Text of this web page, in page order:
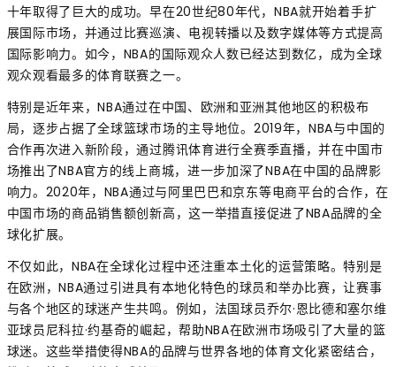
十年取得了巨大的成功。早在20世纪80年代，NBA就开始着手扩
展国际市场，并通过比赛巡演、电视转播以及数字媒体等方式提高
国际影响力。如今，NBA的国际观众人数已经达到数亿，成为全球
观众观看最多的体育联赛之一。
特别是近年来，NBA通过在中国、欧洲和亚洲其他地区的积极布
局，逐步占据了全球篮球市场的主导地位。2019年，NBA与中国的
合作再次进入新阶段，通过腾讯体育进行全赛季直播，并在中国市
场推出了NBA官方的线上商城，进一步加深了NBA在中国的品牌影
响力。2020年，NBA通过与阿里巴巴和京东等电商平台的合作，在
中国市场的商品销售额创新高，这一举措直接促进了NBA品牌的全
球化扩展。
不仅如此，NBA在全球化过程中还注重本土化的运营策略。特别是
在欧洲，NBA通过引进具有本地化特色的球员和举办比赛，让赛事
与各个地区的球迷产生共鸣。例如，法国球员乔尔·恩比德和塞尔维
亚球员尼科拉·约基奇的崛起，帮助NBA在欧洲市场吸引了大量的篮
球迷。这些举措使得NBA的品牌与世界各地的体育文化紧密结合，